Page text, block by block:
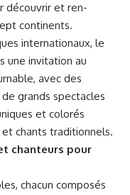
découvrir et ren-
continents.
internationaux, le
une invitation au
avec des
grands spectacles
et colorés
chants traditionnels.
chanteurs pour
chacun composés